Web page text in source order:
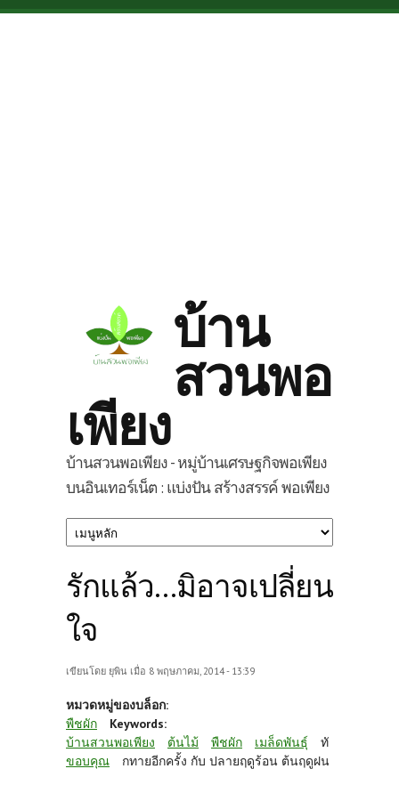
Skip to main content
บ้าน
สวนพอ
เพียง
บ้านสวนพอเพียง - หมู่บ้านเศรษฐกิจพอเพียง
บนอินเทอร์เน็ต : แบ่งปัน สร้างสรรค์ พอเพียง
รักแล้ว...มิอาจเปลี่ยน
ใจ
เขียนโดย ยุพิน เมื่อ 8 พฤษภาคม, 2014 - 13:39
หมวดหมู่ของบล็อก:
พืชผัก
Keywords:
บ้านสวนพอเพียง
ต้นไม้ พืชผัก
เมล็ดพันธุ์
ขอบคุณ
ทั
กทายอีกครั้ง กับ ปลายฤดูร้อน ต้นฤดูฝน